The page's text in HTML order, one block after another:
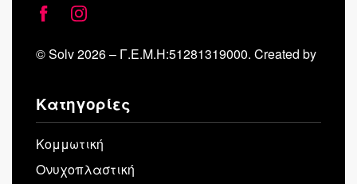
© Solv 2026 – Γ.E.M.Η:51281319000. Created by
Κατηγορίες
Κομμωτική
Ονυχοπλαστική